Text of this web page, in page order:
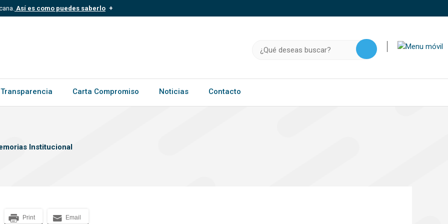
Así es como puedes saberlo
a una organización oficial del
.gob.do o .gov.do. Comparte información confidencial solo en este tipo de sitios.
Transparencia Carta Compromiso Noticias Contacto
Institucional
Print Email